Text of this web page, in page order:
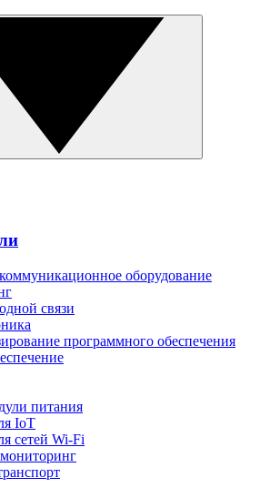
оборудование
связи
программного обеспечения
питания
IoT
сетей Wi-Fi